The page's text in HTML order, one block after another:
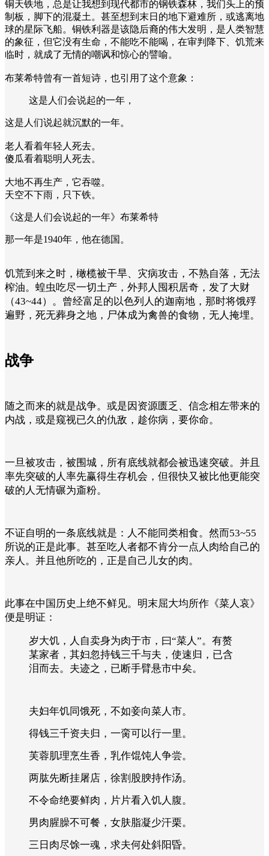
铜天铁地，总是让我想到现代都市的钢铁森林，我们头上的预
制板，脚下的混凝土。 甚至想到末日的地下避难所，或逃离地
球的星际飞船。 铜铁利器是该隐后裔的伟大发明，是人类智慧
的象征，但它没有生命，不能吃不能喝，在审判降下、饥荒来
临时，就成了无情的嘲讽和惊心的譬喻。
布莱希特曾有一首短诗，也引用了这个意象：
这是人们会说起的一年，
这是人们说起就沉默的一年。
老人看着年轻人死去。
傻瓜看着聪明人死去。
大地不再生产，它吞噬。
天空不下雨，只下铁。
《这是人们会说起的一年》布莱希特
那一年是1940年，他在德国。
饥荒到来之时，橄榄被干旱、灾病攻击，不熟自落，无法
榨油。蝗虫吃尽一切土产，外邦人囤积居奇，发了大财
（43~44）。曾经富足的以色列人的迦南地，那时将饿殍
遍野， 死无葬身之地 ，尸体成为禽兽的食物，无人掩埋。
战争
随之而来的就是战争。或是因资源匮乏、信念相左带来的
内战，或是窥视已久的仇敌，趁你病，要你命。
一旦被攻击，被围城，所有底线就都会被迅速突破。并且
率先突破的人率先赢得生存机会，但很快又被比他更能突
破的人无情碾为齑粉。
不证自明的一条底线就是：人不能同类相食。然而53~55
所说的正是此事。甚至吃人者都不肯分一点人肉给自己的
亲人。并且他所吃的，正是自己儿女的肉。
此事在中国历史上绝不鲜见。明末屈大均所作《菜人哀》
便是明证：
岁大饥，人自卖身为肉于市，曰“菜人”。有赘
某家者，其妇忽持钱三千与夫，使速归，已含
泪而去。夫迹之，已断手臂悬市中矣。
夫妇年饥同饿死，不如妾向菜人市。
得钱三千资夫归，一脔可以行一里。
芙蓉肌理烹生香，乳作馄饨人争尝。
两肱先断挂屠店，徐割股腴持作汤。
不令命绝要鲜肉，片片看入饥人腹。
男肉腥臊不可餐，女肤脂凝少汗栗。
三日肉尽馀一魂，求夫何处斜阳昏。